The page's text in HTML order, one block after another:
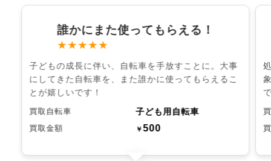
誰かにまた使ってもらえる！
★★★★★
子どもの成長に伴い、自転車を手放すことに。大事
にしてきた自転車を、また誰かに使ってもらえるこ
とが嬉しいです！
買取自転車 子ども用自転車
買取金額 ￥500